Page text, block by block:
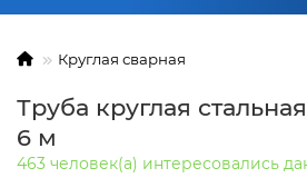
Круглая сварная
Труба круглая
6 м
463 человек(а) интересовались